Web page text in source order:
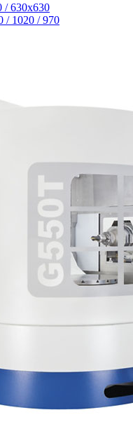
/ 630x630
/ 1020 / 970